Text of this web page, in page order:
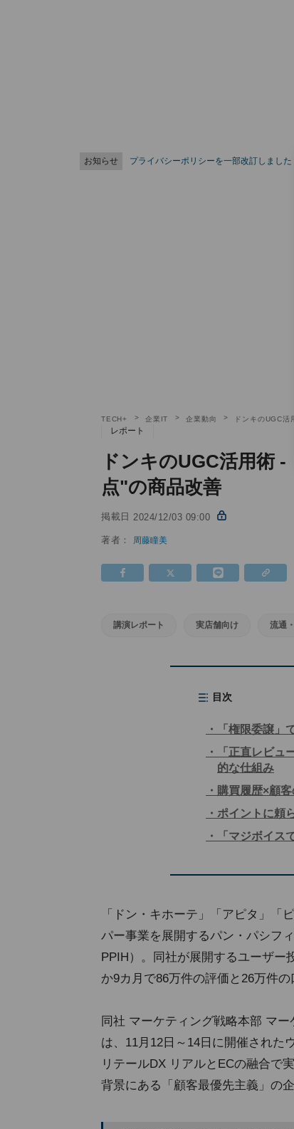
お知らせ プライバシーポリシーを一部改訂しました
TECH+ 企業IT 企業動向 ドンキのUGC活
レポート
ドンキのUGC活用術
点"の商品改善
掲載日 2024/12/03 09:00
著者： 周藤瞳美
講演レポート 実店舗向け 流通
目次
「権限委譲」
「正直レビュ
的な仕組み
購買履歴×顧
ポイントに頼
「マジボイス
「ドン・キホーテ」「アピタ」「
パー事業を展開するパン・パシフ
PPIH）。同社が展開するユーザー
か9カ月で86万件の評価と26万件
同社 マーケティング戦略本部 マ
は、11月12日～14日に開催された
リテールDX リアルとECの融合で
背景にある「顧客最優先主義」の